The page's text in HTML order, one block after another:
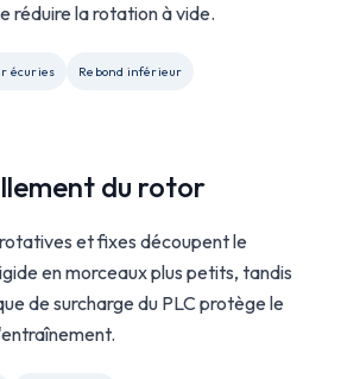
réduire la rotation à vide.
écuries Rebond inférieur
du rotor
et fixes découpent le
en morceaux plus petits, tandis
de surcharge du PLC protège le